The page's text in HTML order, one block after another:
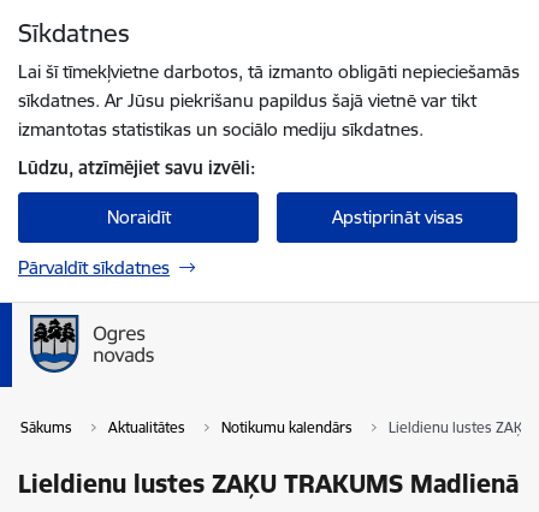
Sīkdatnes
Lai šī tīmekļvietne darbotos, tā izmanto obligāti nepieciešamās
sīkdatnes. Ar Jūsu piekrišanu papildus šajā vietnē var tikt
izmantotas statistikas un sociālo mediju sīkdatnes.
Lūdzu, atzīmējiet savu izvēli:
Noraidīt Apstiprināt visas
Pārvaldīt sīkdatnes
Sākums Aktualitātes Notikumu kalendārs Lieldienu lustes ZAĶU
Lieldienu lustes ZAĶU TRAKUMS Madlienā